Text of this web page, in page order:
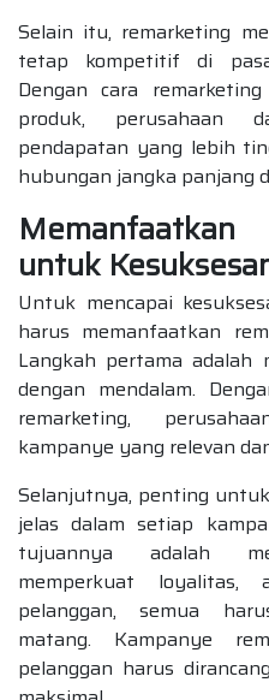
Selain itu, remarketing
tetap kompetitif di
Dengan cara
produk, perusahaan
pendapatan yang lebih
hubungan jangka panjang
untuk
Untuk mencapai
harus memanfaatkan
Langkah pertama adalah
dengan mendalam.
remarketing,
kampanye yang relevan
Selanjutnya, penting
jelas dalam setiap
tujuannya adalah
memperkuat loyalitas,
pelanggan, semua
matang. Kampanye
pelanggan harus